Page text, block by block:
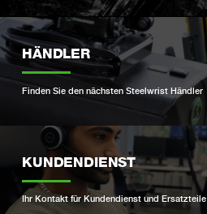
HÄNDLER
Finden Sie den nächsten Steelwrist Händler
KUNDENDIENST
Ihr Kontakt für Kundendienst und Ersatzteile